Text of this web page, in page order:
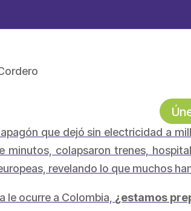
que dejó sin electricidad a
minutos, colapsaron trenes,
revelando lo que muchos
le ocurre a Colombia, ¿estamos